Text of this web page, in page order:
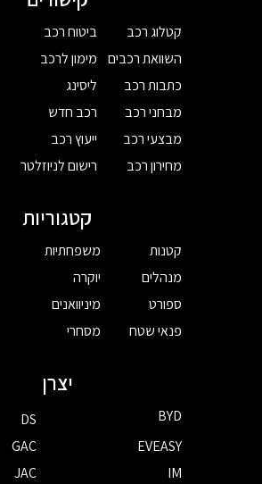
קטלוג רכב
השוואת רכבים
כתבות רכב
מבחני רכב
מבצעי רכב
מחירון רכב
ביטוח רכב
מימון לרכב
ליסינג
רכב חדש
ייעוץ רכב
רישום לניוזלטר
קטגוריות
קטנות
מנהלים
ספורט
פנאי שטח
משפחתיות
יוקרה
מיניוואנים
מסחרי
יצרן
BYD
DS
EVEASY
GAC
IM
JAC